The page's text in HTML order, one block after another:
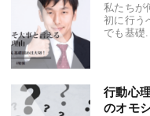
私たちが
初に行う
でも基礎...
行動心
のオモ